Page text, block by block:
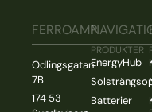
FERROAMP
Odlingsgatan
7B
174 53
PRODUKTER
EnergyHub
Batterier